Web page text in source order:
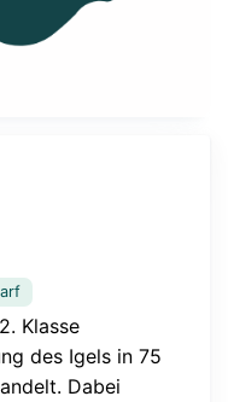
Klasse
des Igels in 75
Dabei